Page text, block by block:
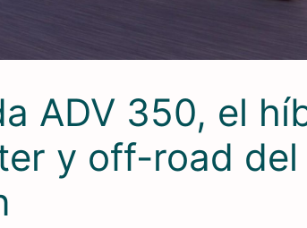
ADV 350, el
y off-road